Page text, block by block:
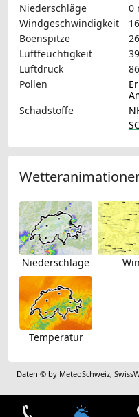
Niederschläge
0
Windgeschwindigkeit
Böenspitze
Luftfeuchtigkeit
Luftdruck
Pollen
Schadstoffe
Niederschläge
Temperatur
Daten © by MeteoSchweiz,